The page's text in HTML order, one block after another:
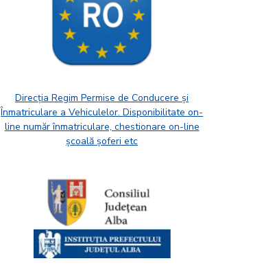
Direcția Regim Permise de Conducere și
Înmatriculare a Vehiculelor. Disponibilitate on-
line număr înmatriculare, chestionare on-line
școală șoferi etc